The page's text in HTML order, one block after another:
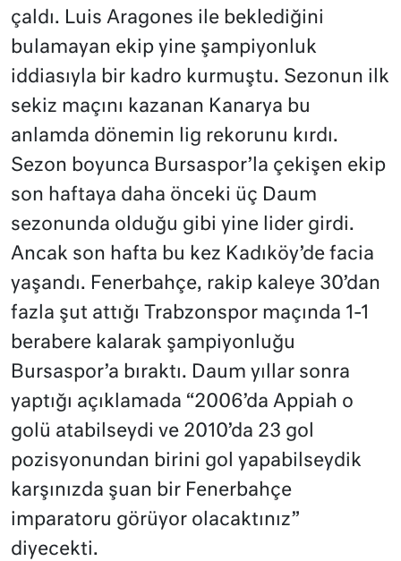
çaldı. Luis Aragones ile beklediğini
bulamayan ekip yine şampiyonluk
iddiasıyla bir kadro kurmuştu. Sezonun ilk
sekiz maçını kazanan Kanarya bu
anlamda dönemin lig rekorunu kırdı.
Sezon boyunca Bursaspor’la çekişen ekip
son haftaya daha önceki üç Daum
sezonunda olduğu gibi yine lider girdi.
Ancak son hafta bu kez Kadıköy’de facia
yaşandı. Fenerbahçe, rakip kaleye 30’dan
fazla şut attığı Trabzonspor maçında 1-1
berabere kalarak şampiyonluğu
Bursaspor’a bıraktı. Daum yıllar sonra
yaptığı açıklamada “2006’da Appiah o
golü atabilseydi ve 2010’da 23 gol
pozisyonundan birini gol yapabilseydik
karşınızda şuan bir Fenerbahçe
imparatoru görüyor olacaktınız”
diyecekti.